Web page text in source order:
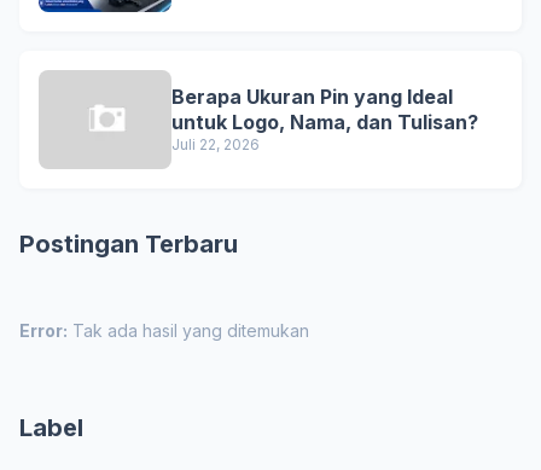
Berapa Ukuran Pin yang Ideal
untuk Logo, Nama, dan Tulisan?
Juli 22, 2026
Postingan Terbaru
Error: Tak ada hasil yang ditemukan
Label